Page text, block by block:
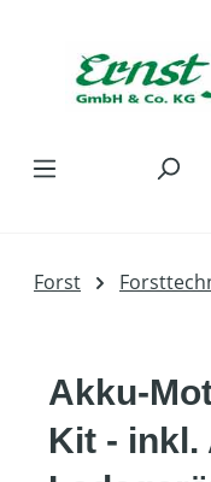
Forst
Akku-
Kit - inkl.